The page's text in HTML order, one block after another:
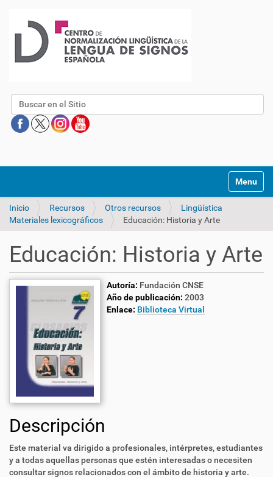
Buscar
Mostrar/
Inicio Recursos Otros recursos
Lingüística
Materiales lexicográficos
Educación: Historia y Arte
Educación: Historia y Arte
Autoría: Fundación CNSE
Año de publicación: 2003
Enlace: Biblioteca Virtual
Descripción
Este material va dirigido a profesionales, intérpretes, estudiantes
y a todas aquellas personas que estén interesadas o necesiten
consultar signos relacionados con el ámbito de historia y arte.